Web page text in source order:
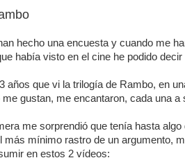
hecho una encuesta y cuando me
había visto en el cine he podido
años que vi la trilogía de Rambo, en
me gustan, me encantaron, cada una a
me sorprendió que tenía hasta
más mínimo rastro de un argumento,
en estos 2 vídeos: